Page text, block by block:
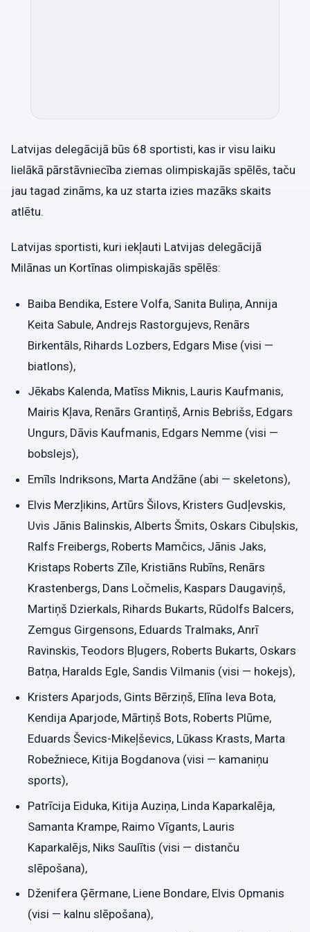
Latvijas delegācijā būs 68 sportisti, kas ir visu laiku
lielākā pārstāvniecība ziemas olimpiskajās spēlēs, taču
jau tagad zināms, ka uz starta izies mazāks skaits
atlētu.
Latvijas sportisti, kuri iekļauti Latvijas delegācijā
Milānas un Kortīnas olimpiskajās spēlēs:
Baiba Bendika, Estere Volfa, Sanita Buliņa, Annija
Keita Sabule, Andrejs Rastorgujevs, Renārs
Birkentāls, Rihards Lozbers, Edgars Mise (visi —
biatlons),
Jēkabs Kalenda, Matīss Miknis, Lauris Kaufmanis,
Mairis Kļava, Renārs Grantiņš, Arnis Bebrišs, Edgars
Ungurs, Dāvis Kaufmanis, Edgars Nemme (visi —
bobslejs),
Emīls Indriksons, Marta Andžāne (abi — skeletons),
Elvis Merzļikins, Artūrs Šilovs, Kristers Gudļevskis,
Uvis Jānis Balinskis, Alberts Šmits, Oskars Cibuļskis,
Ralfs Freibergs, Roberts Mamčics, Jānis Jaks,
Kristaps Roberts Zīle, Kristiāns Rubīns, Renārs
Krastenbergs, Dans Ločmelis, Kaspars Daugaviņš,
Martiņš Dzierkals, Rihards Bukarts, Rūdolfs Balcers,
Zemgus Girgensons, Eduards Tralmaks, Anrī
Ravinskis, Teodors Bļugers, Roberts Bukarts, Oskars
Batņa, Haralds Egle, Sandis Vilmanis (visi — hokejs),
Kristers Aparjods, Gints Bērziņš, Elīna Ieva Bota,
Kendija Aparjode, Mārtiņš Bots, Roberts Plūme,
Eduards Ševics-Mikeļševics, Lūkass Krasts, Marta
Robežniece, Kitija Bogdanova (visi — kamaniņu
sports),
Patrīcija Eiduka, Kitija Auziņa, Linda Kaparkalēja,
Samanta Krampe, Raimo Vīgants, Lauris
Kaparkalējs, Niks Saulītis (visi — distanču
slēpošana),
Dženifera Ģērmane, Liene Bondare, Elvis Opmanis
(visi — kalnu slēpošana),